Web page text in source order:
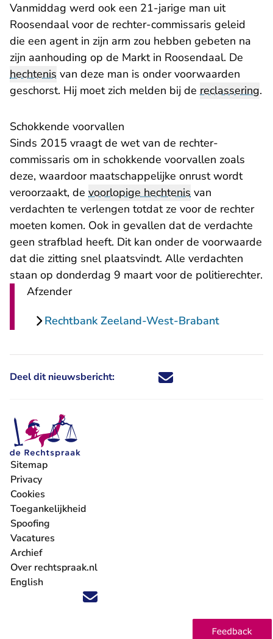
Vanmiddag werd ook een 21-jarige man uit
Roosendaal voor de rechter-commissaris geleid
die een agent in zijn arm zou hebben gebeten na
zijn aanhouding op de Markt in Roosendaal. De
hechtenis van deze man is onder voorwaarden
geschorst. Hij moet zich melden bij de reclassering.
Schokkende voorvallen
Sinds 2015 vraagt de wet van de rechter-
commissaris om in schokkende voorvallen zoals
deze, waardoor maatschappelijke onrust wordt
veroorzaakt, de voorlopige hechtenis van
verdachten te verlengen totdat ze voor de rechter
moeten komen. Ook in gevallen dat de verdachte
geen strafblad heeft. Dit kan onder de voorwaarde
dat die zitting snel plaatsvindt. Alle verdachten
staan op donderdag 9 maart voor de politierechter.
Afzender
Rechtbank Zeeland-West-Brabant
Deel dit nieuwsbericht: Deel dit nieuwsbericht via X -
Deel dit nieuwsbericht via
Deel dit nieuwsbericht
Deel dit
Volg ons op X (Twitter) - U verlaat Rechtspraak.nl
Volg ons op Facebook - U verlaat Rechtspraak.nl
Volg ons op Instagram - U verlaat Rechtspraak.nl
Volg ons op Youtube - U verlaat Rechtspraak.nl
Volg ons op LinkedIn - U verlaat
'Blijf op de hoogte' nieuwsbrief - U verlaat
Sitemap
Privacy
Cookies
Toegankelijkheid
Spoofing
Vacatures
- U verlaat Rechtspraak.nl
Archief
Over rechtspraak.nl
English